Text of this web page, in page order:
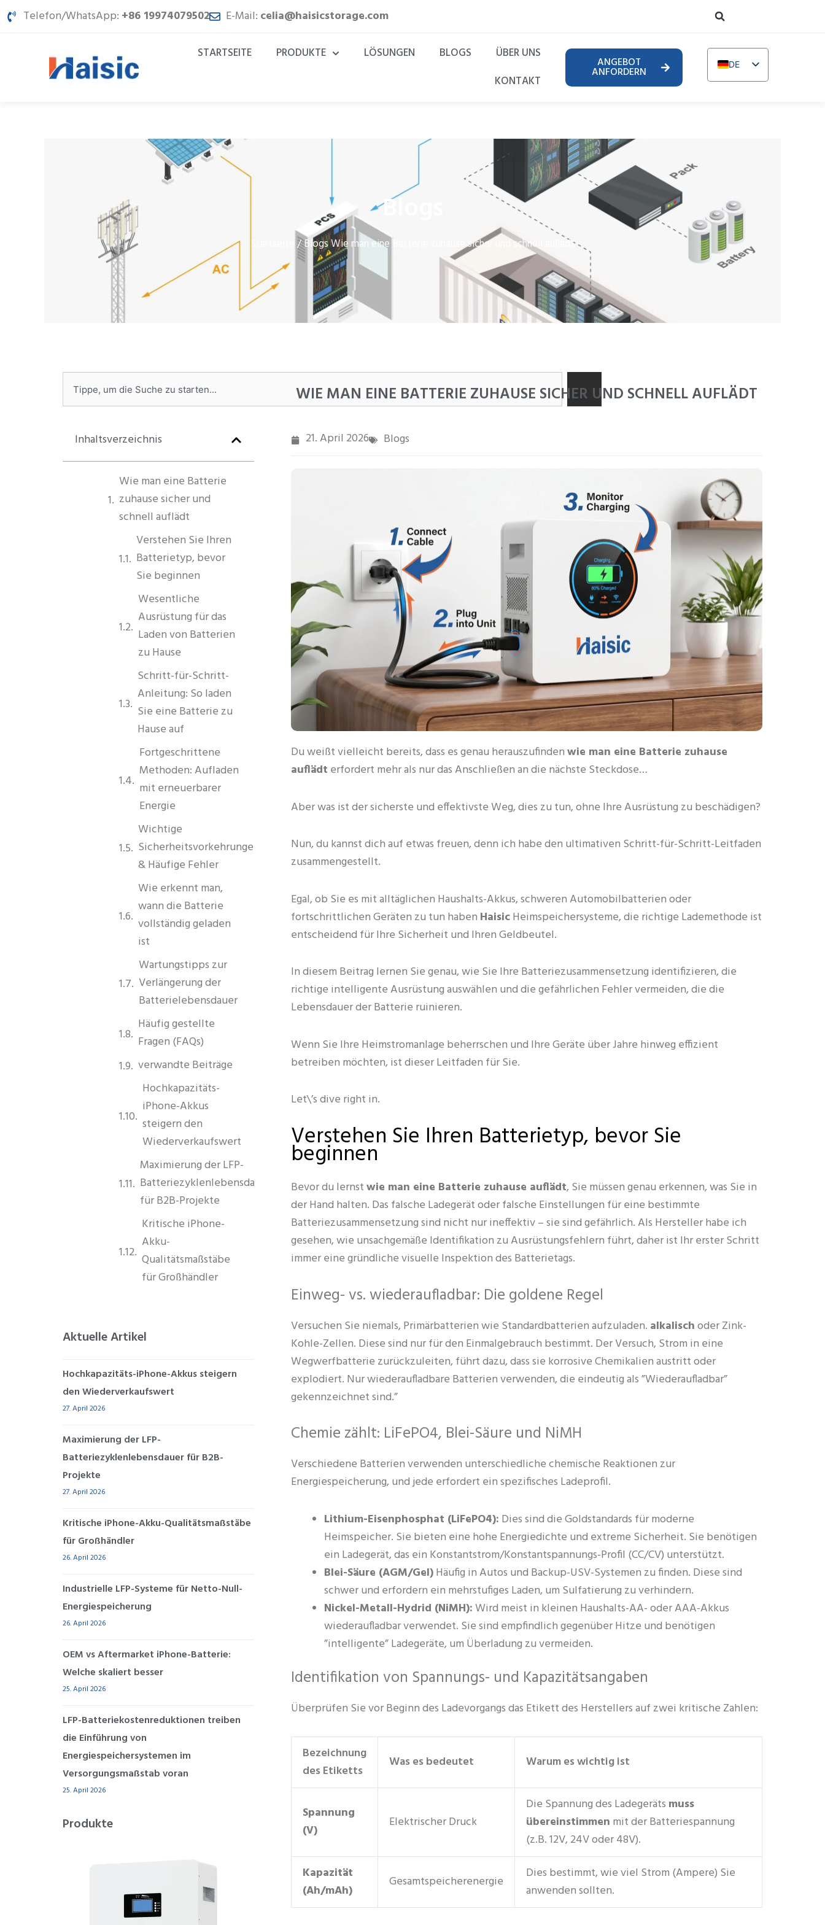
Zum
InhaltTelefon/WhatsApp: +86 19974079502 E-Mail: celia@haisicstorage.com
STARTSEITE PRODUKTE LÖSUNGEN BLOGS
ÜBER UNS
KONTAKT
ANGEBOT
ANFORDERN
DE
EN
PL
NL
UR
PT
Blogs
Startseite /BlogsWie man eine Batterie zuhause sicher und schnell auflädt
Inhaltsverzeichnis
Wie man eine Batterie
zuhause sicher und
schnell auflädt
Verstehen Sie Ihren
Batterietyp, bevor
Sie beginnen
Wesentliche
Ausrüstung für das
Laden von Batterien
zu Hause
Schritt-für-Schritt-
Anleitung: So laden
Sie eine Batterie zu
Hause auf
Fortgeschrittene
Methoden: Aufladen
mit erneuerbarer
Energie
Wichtige
Sicherheitsvorkehrungen
& Häufige Fehler
Wie erkennt man,
wann die Batterie
vollständig geladen
ist
Wartungstipps zur
Verlängerung der
Batterielebensdauer
Häufig gestellte
Fragen (FAQs)
verwandte Beiträge
Hochkapazitäts-
iPhone-Akkus
steigern den
Wiederverkaufswert
Maximierung der LFP-
Batteriezyklenlebensdauer
für B2B-Projekte
Kritische iPhone-
Akku-
Qualitätsmaßstäbe
für Großhändler
Aktuelle Artikel
Hochkapazitäts-iPhone-Akkus steigern
den Wiederverkaufswert
27. April 2026
Maximierung der LFP-
Batteriezyklenlebensdauer für B2B-
Projekte
27. April 2026
Kritische iPhone-Akku-Qualitätsmaßstäbe
für Großhändler
26. April 2026
Industrielle LFP-Systeme für Netto-Null-
Energiespeicherung
26. April 2026
OEM vs Aftermarket iPhone-Batterie:
Welche skaliert besser
25. April 2026
LFP-Batteriekostenreduktionen treiben
die Einführung von
Energiespeichersystemen im
Versorgungsmaßstab voran
25. April 2026
Produkte
STAPELFÄHIGE
4 PRODUKTE
HYBRID-
WECHSELRICHTER
9 PRODUKTE
WOHN-
ESS
31 PRODUKTE
RACKMONTIERTE
ESS
8 PRODUKTE
WIE MAN EINE BATTERIE ZUHAUSE SICHER UND SCHNELL AUFLÄDT
21. April 2026 Blogs
Du weißt vielleicht bereits, dass es genau herauszufindenwie man eine Batterie zuhause
auflädt erfordert mehr als nur das Anschließen an die nächste Steckdose…
Aber was ist der sicherste und effektivste Weg, dies zu tun, ohne Ihre Ausrüstung zu beschädigen?
Nun, du kannst dich auf etwas freuen, denn ich habe den ultimativen Schritt-für-Schritt-Leitfaden
zusammengestellt.
Egal, ob Sie es mit alltäglichen Haushalts-Akkus, schweren Automobilbatterien oder
fortschrittlichen Geräten zu tun haben HaisicHeimspeichersysteme, die richtige Lademethode ist
entscheidend für Ihre Sicherheit und Ihren Geldbeutel.
In diesem Beitrag lernen Sie genau, wie Sie Ihre Batteriezusammensetzung identifizieren, die
richtige intelligente Ausrüstung auswählen und die gefährlichen Fehler vermeiden, die die
Lebensdauer der Batterie ruinieren.
Wenn Sie Ihre Heimstromanlage beherrschen und Ihre Geräte über Jahre hinweg effizient
betreiben möchten, ist dieser Leitfaden für Sie.
Let\’s dive right in.
Verstehen Sie Ihren Batterietyp, bevor Sie
beginnen
Bevor du lernstwie man eine Batterie zuhause auflädt, Sie müssen genau erkennen, was Sie in
der Hand halten. Das falsche Ladegerät oder falsche Einstellungen für eine bestimmte
Batteriezusammensetzung sind nicht nur ineffektiv – sie sind gefährlich. Als Hersteller habe ich
gesehen, wie unsachgemäße Identifikation zu Ausrüstungsfehlern führt, daher ist Ihr erster Schritt
immer eine gründliche visuelle Inspektion des Batterietags.
Einweg- vs. wiederaufladbar: Die goldene Regel
Versuchen Sie niemals, Primärbatterien wie Standardbatterien aufzuladen. alkalischoder Zink-
Kohle-Zellen. Diese sind nur für den Einmalgebrauch bestimmt. Der Versuch, Strom in eine
Wegwerfbatterie zurückzuleiten, führt dazu, dass sie korrosive Chemikalien austritt oder
explodiert. Nur wiederaufladbare Batterien verwenden, die eindeutig als ”Wiederaufladbar”
gekennzeichnet sind.”
Chemie zählt: LiFePO4, Blei-Säure und NiMH
Verschiedene Batterien verwenden unterschiedliche chemische Reaktionen zur
Energiespeicherung, und jede erfordert ein spezifisches Ladeprofil.
Lithium-Eisenphosphat (LiFePO4): Dies sind die Goldstandards für moderne
Heimspeicher. Sie bieten eine hohe Energiedichte und extreme Sicherheit. Sie benötigen
ein Ladegerät, das ein Konstantstrom/Konstantspannungs-Profil (CC/CV) unterstützt.
Blei-Säure (AGM/Gel)Häufig in Autos und Backup-USV-Systemen zu finden. Diese sind
schwer und erfordern ein mehrstufiges Laden, um Sulfatierung zu verhindern.
Nickel-Metall-Hydrid (NiMH):Wird meist in kleinen Haushalts-AA- oder AAA-Akkus
wiederaufladbar verwendet. Sie sind empfindlich gegenüber Hitze und benötigen
”intelligente” Ladegeräte, um Überladung zu vermeiden.
Identifikation von Spannungs- und Kapazitätsangaben
Überprüfen Sie vor Beginn des Ladevorgangs das Etikett des Herstellers auf zwei kritische Zahlen:
Bezeichnung
des Etiketts
Was es bedeutet Warum es wichtig ist
Spannung
(V)
Elektrischer Druck
Die Spannung des Ladegeräts muss
übereinstimmen mit der Batteriespannung
(z.B. 12V, 24V oder 48V).
Kapazität
(Ah/mAh)
Gesamtspeicherenergie
Dies bestimmt, wie viel Strom (Ampere) Sie
anwenden sollten.